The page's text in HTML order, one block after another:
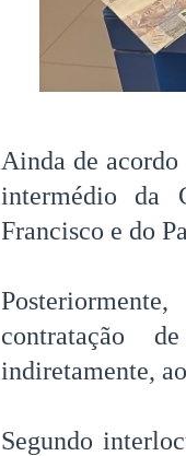
Ainda de
intermédio da
Francisco e do
contratação
indiretamente,
Segundo